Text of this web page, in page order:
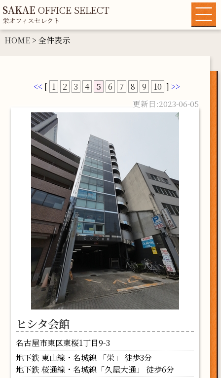
SAKAE OFFICE SELECT
栄オフィスセレクト
HOME> 全件表示
<< [ 1 2 3 4 5 6 7 8 9 10 ] >>
ヒシタ会館
2023-06-05
名古屋市東区東桜1丁目9-3
地下鉄 東山線・名城線 「栄」 徒歩3分
地下鉄 桜通線・名城線「久屋大通」 徒歩6分
HOME
各種条件から探す
運営者情報
マイリスト
お問い合わせ